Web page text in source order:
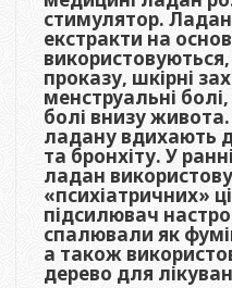
стимулятор.
екстракти на
проказу, шкірні
менструальні
болі внизу
ладану вдихають
та бронхіту. У
ладан
«психіатричних»
підсилювач
спалювали як
а також
дерево для